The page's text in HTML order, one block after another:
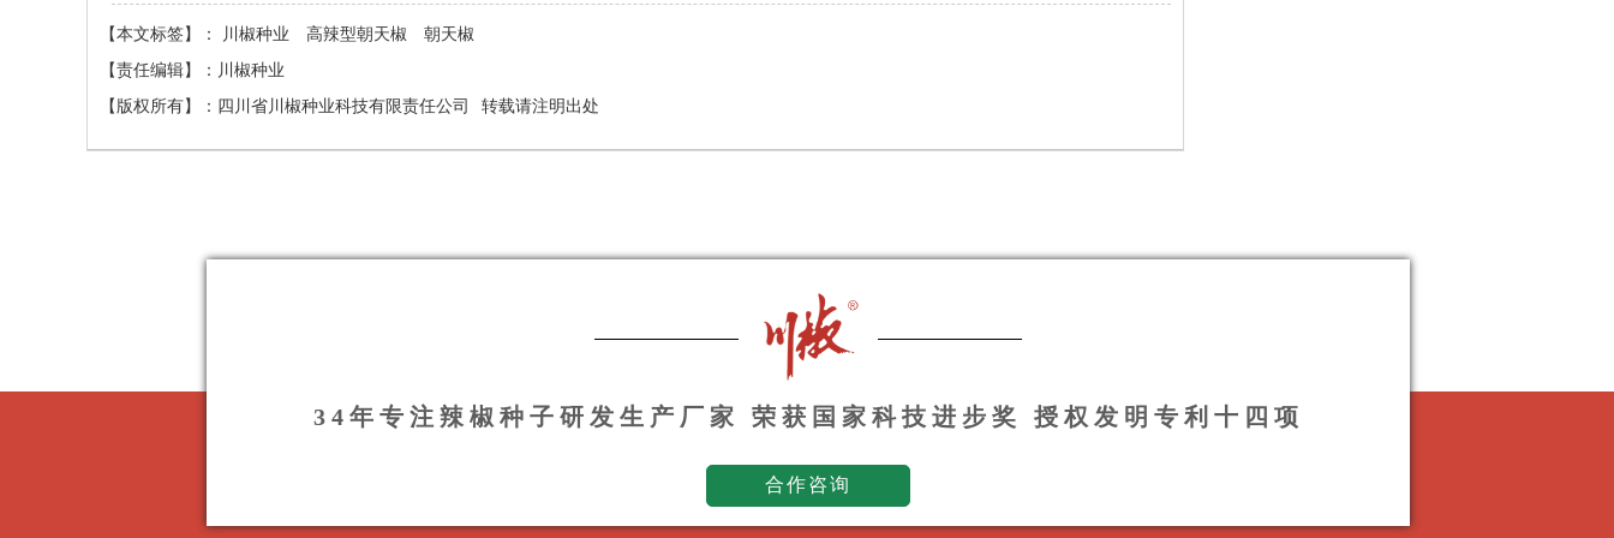
【本文标签】： 川椒种业 高辣型朝天椒
朝天椒
【责任编辑】： 川椒种业
【版权所有】： 四川省川椒种业科技有限责任公司 转载请注明出处
34年专注辣椒种子研发生产厂家 荣获国家科技进步奖 授权发明专利十四项
合作咨询